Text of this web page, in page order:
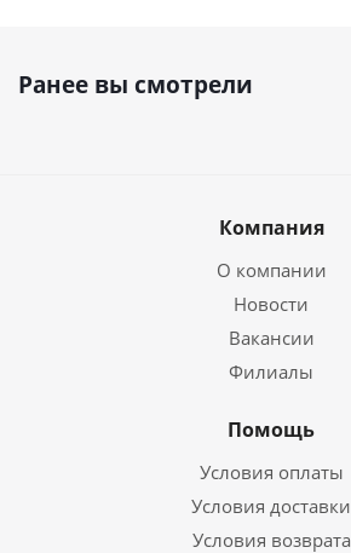
Ранее вы смотрели
Компания
О компании
Новости
Вакансии
Филиалы
Помощь
Условия оплаты
Условия доставки
Условия возврата